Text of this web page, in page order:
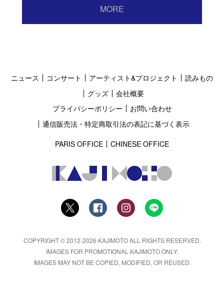
MORE
ニュース コンサート アーティスト&プロジェクト
読みもの
グッズ
会社概要
プライバシーポリシー
お問い合わせ
通信販売法・特定商取引法の表記に基づく表示
PARIS OFFICE
CHINESE OFFICE
COPYRIGHT © 2012-2026 KAJIMOTO ALL RIGHTS RESERVED.
IMAGES FOR PROMOTIONAL KAJIMOTO ONLY.
IMAGES MAY NOT BE COPIED, MODIFIED, OR REUSED.